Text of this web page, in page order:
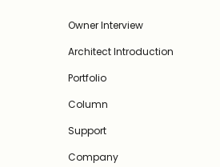
Owner Interview
Architect Introduction
Portfolio
Column
Support
Company